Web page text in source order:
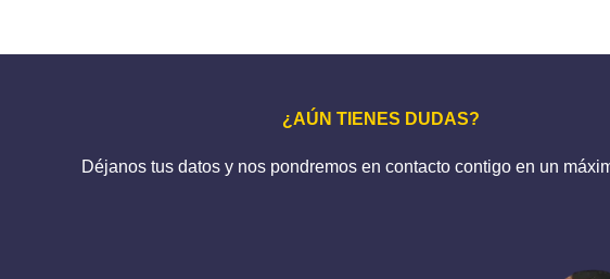
¿AÚN TIENES DUDAS?
Déjanos tus datos y nos pondremos en contacto contigo en un